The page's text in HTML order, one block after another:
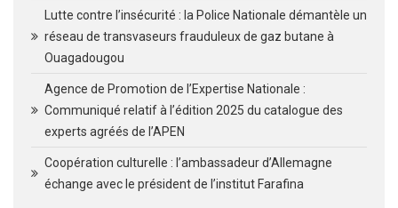
Lutte contre l’insécurité : la Police Nationale démantèle un
réseau de transvaseurs frauduleux de gaz butane à
Ouagadougou
Agence de Promotion de l’Expertise Nationale :
Communiqué relatif à l’édition 2025 du catalogue des
experts agréés de l’APEN
Coopération culturelle : l’ambassadeur d’Allemagne
échange avec le président de l’institut Farafina